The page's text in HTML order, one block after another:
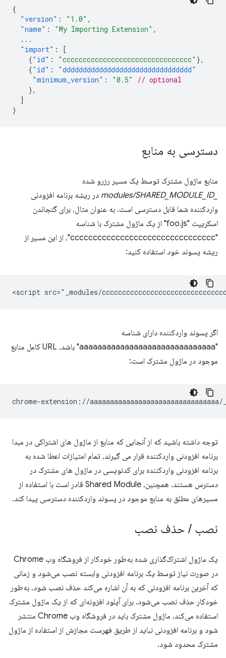
{
"version" : "1.0" ,
"name" : "My Importing Extension" ,
...
"import" :
[
{"id" : "cccccccccccccccccccccccccccccccc" },
{"id" :
"dddddddddddddddddddddddddddddddd"
"minimum_version" : "0.5"
// optional
},
]
}
دسترسی به منابع
منابع ماژول مشترک توسط یک مسیر رزرو شده
_modules/SHARED_MODULE_ID
در ریشه برنامه افزودنی
واردکننده شما قابل دسترسی است. به عنوان مثال، برای گنجاندن
اسکریپت "foo.js" از یک ماژول مشترک با شناسه
"cccccccccccccccccccccccccccccccc"، از این مسیر از
ریشه پسوند خود استفاده کنید:
اگر پسوند واردکننده دارای شناسه
"aaaaaaaaaaaaaaaaaaaaaaaaaaaaaa" باشد، URL کامل منابع
موجود در ماژول مشترک است:
توجه داشته باشید که از آنجایی که منابع از ماژول های اشتراکی در مبدا
برنامه افزودنی واردکننده قرار می گیرند، تمام امتیازات اعطا شده به
برنامه افزودنی واردکننده برای کدنویسی در ماژول های مشترک در
دسترس هستند. همچنین، Shared Module قادر است با استفاده از
مسیرهای مطلق به منابع موجود در پسوند واردکننده دسترسی پیدا کند.
نصب / حذف نصب
یک ماژول اشتراک‌گذاری شده به‌طور خودکار از فروشگاه وب Chrome
در صورت نیاز توسط یک برنامه افزودنی وابسته نصب می‌شود و زمانی
که آخرین برنامه افزودنی که به آن اشاره می‌کند حذف نصب شود، به‌طور
خودکار حذف نصب می‌شود. برای آپلود افزونه‌ای که از یک ماژول مشترک
استفاده می‌کند، ماژول مشترک باید در فروشگاه وب Chrome منتشر
شود و برنامه افزودنی نباید از طریق فهرست مجازش از استفاده از ماژول
مشترک محدود شود.